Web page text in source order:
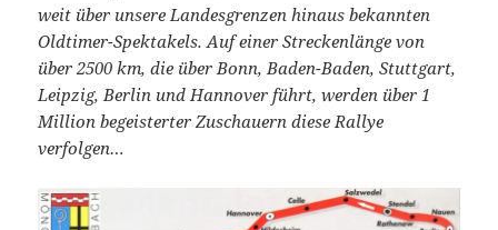
weit über unsere Landesgrenzen hinaus bekannten
Oldtimer-Spektakels. Auf einer Streckenlänge von
über 2500 km, die über Bonn, Baden-Baden, Stuttgart,
Leipzig, Berlin und Hannover führt, werden über 1
Million begeisterterZuschauern diese Rallye
verfolgen…